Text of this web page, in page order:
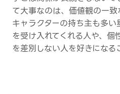
て大事なのは、価値観の一
キャラクターの持ち主も多
を受け入れてくれる人や、
を差別しない人を好きになる